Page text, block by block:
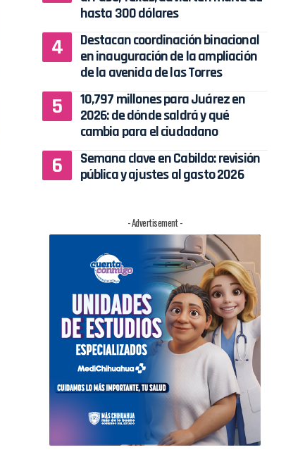
hasta 300 dólares
Destacan coordinación binacional
en inauguración de la ampliación
de la avenida de las Torres
10,797 millones para Juárez en
2026: de dónde saldrá y qué
cambia para el ciudadano
Semana clave en Cabildo: revisión
pública y ajustes al gasto 2026
- Advertisement -